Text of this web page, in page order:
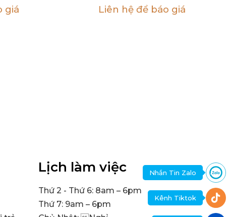
giá Liên hệ để báo giá
Lịch làm việc
Thứ 2 - Thứ 6: 8am – 6pm
Thứ 7: 9am – 6pm
Nhắn Tin Zalo
Kênh Tiktok